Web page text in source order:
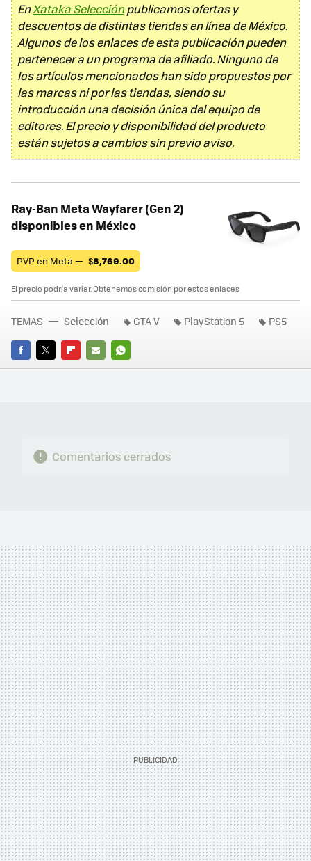
EnXataka Selecciónpublicamos ofertas y
descuentos de distintas tiendas en línea de México.
Algunos de los enlaces de esta publicación pueden
pertenecer a un programa de afiliado. Ninguno de
los artículos mencionados han sido propuestos por
las marcas ni por las tiendas, siendo su
introducción una decisión única del equipo de
editores. El precio y disponibilidad del producto
están sujetos a cambios sin previo aviso.
Ray-Ban Meta Wayfarer (Gen 2)
disponibles en México
PVP en Meta — $8,769.00
El precio podría variar. Obtenemos comisión por estos enlaces
FACEBOOK
TWITTERFLIPBOARD
E-
WHATSAPP
TEMAS Selección GTA V PlayStation 5 PS5
Comentarios cerrados